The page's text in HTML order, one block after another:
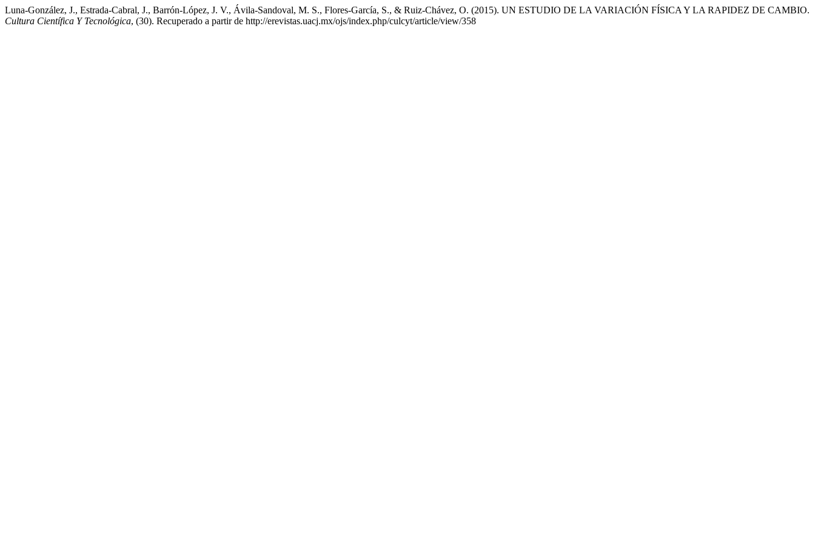
Luna-González, J., Estrada-Cabral, J., Barrón-López, J. V., Ávila-Sandoval, M. S., Flores-García, S., & Ruiz-Chávez, O. (2015). UN ESTUDIO DE LA VARIACIÓN FÍSICA Y LA RAPIDEZ DE CAMBIO.
Cultura Científica Y Tecnológica, (30). Recuperado a partir de http://erevistas.uacj.mx/ojs/index.php/culcyt/article/view/358